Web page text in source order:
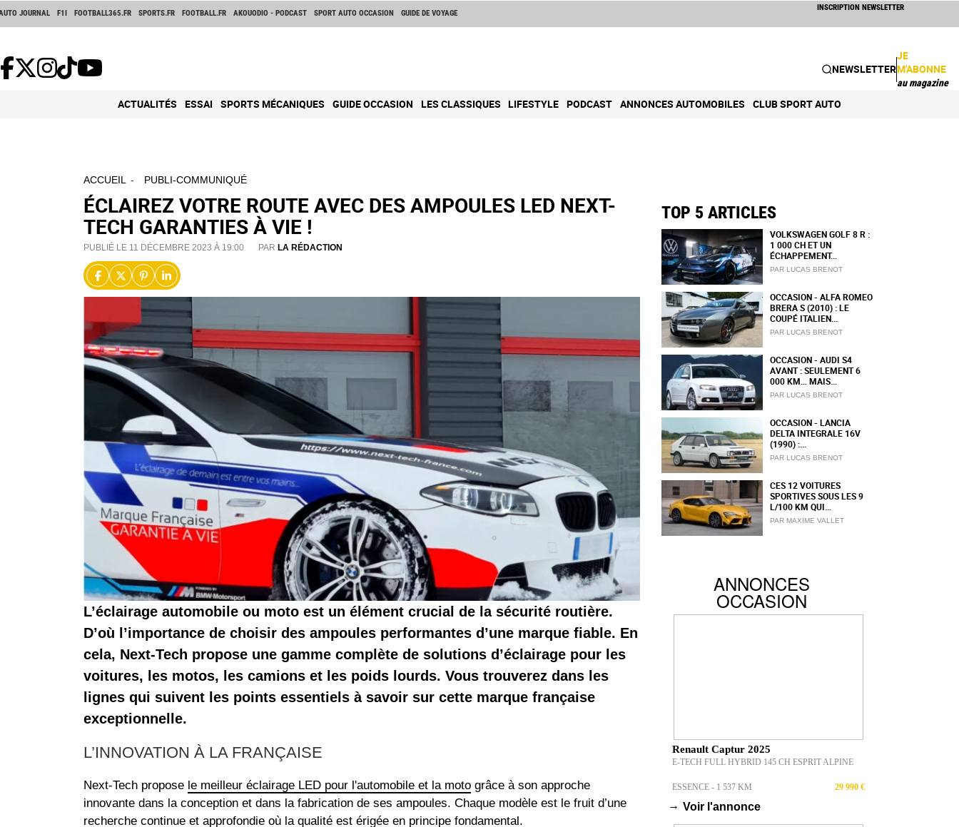
JOURNAL F1I FOOTBALL365.FR SPORTS.FR FOOTBALL.FR AKOUODIO - PODCAST SPORT AUTO OCCASION GUIDE DE VOYAGE
INSCRIPTION NEWSLETTER
NEWSLETTER
JE
M'ABONNE
au magazine
ACTUALITÉS ESSAI SPORTS MÉCANIQUES GUIDE OCCASION LES CLASSIQUES LIFESTYLE PODCAST ANNONCES AUTOMOBILES CLUB SPORT AUTO
ACCUEIL PUBLI-COMMUNIQUÉ
ÉCLAIREZ VOTRE ROUTE AVEC DES AMPOULES LED NEXT-
TECH GARANTIES À VIE !
PUBLIÉ LE 11 DÉCEMBRE 2023 À 19:00 PAR LA RÉDACTION
L’éclairage automobile ou moto est un élément crucial de la sécurité routière.
D’où l’importance de choisir des ampoules performantes d’une marque fiable. En
cela, Next-Tech propose une gamme complète de solutions d’éclairage pour les
voitures, les motos, les camions et les poids lourds. Vous trouverez dans les
lignes qui suivent les points essentiels à savoir sur cette marque française
exceptionnelle.
L’INNOVATION À LA FRANÇAISE
Next-Tech propose le meilleur éclairage LED pour l'automobile et la moto grâce à son approche
innovante dans la conception et dans la fabrication de ses ampoules. Chaque modèle est le fruit d’une
recherche continue et approfondie où la qualité est érigée en principe fondamental.
TOP 5 ARTICLES
VOLKSWAGEN GOLF 8 R :
1 000 CH ET UN
ÉCHAPPEMENT...
PAR LUCAS BRENOT
OCCASION - ALFA ROMEO
BRERA S (2010) : LE
COUPÉ ITALIEN...
PAR LUCAS BRENOT
OCCASION - AUDI S4
AVANT : SEULEMENT 6
000 KM… MAIS...
PAR LUCAS BRENOT
OCCASION - LANCIA
DELTA INTEGRALE 16V
(1990) :...
PAR LUCAS BRENOT
CES 12 VOITURES
SPORTIVES SOUS LES 9
L/100 KM QUI...
PAR MAXIME VALLET
ANNONCES
OCCASION
Renault Captur 2025
E-TECH FULL HYBRID 145 CH ESPRIT ALPINE
ESSENCE - 1 537 KM 29 990 €
→ Voir l'annonce